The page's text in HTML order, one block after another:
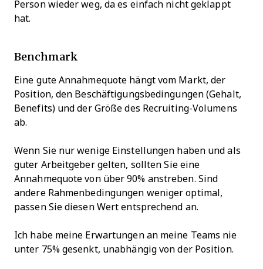
Person wieder weg, da es einfach nicht geklappt
hat.
Benchmark
Eine gute Annahmequote hängt vom Markt, der
Position, den Beschäftigungsbedingungen (Gehalt,
Benefits) und der Größe des Recruiting-Volumens
ab.
Wenn Sie nur wenige Einstellungen haben und als
guter Arbeitgeber gelten, sollten Sie eine
Annahmequote von über 90% anstreben. Sind
andere Rahmenbedingungen weniger optimal,
passen Sie diesen Wert entsprechend an.
Ich habe meine Erwartungen an meine Teams nie
unter 75% gesenkt, unabhängig von der Position.